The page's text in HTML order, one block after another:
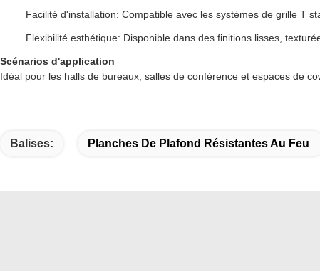
Facilité d'installation: Compatible avec les systèmes de grille T
Flexibilité esthétique: Disponible dans des finitions lisses,
Scénarios d'application
Idéal pour les halls de bureaux, salles de conférence et espaces de
Balises: Planches De Plafond Résistantes Au Feu